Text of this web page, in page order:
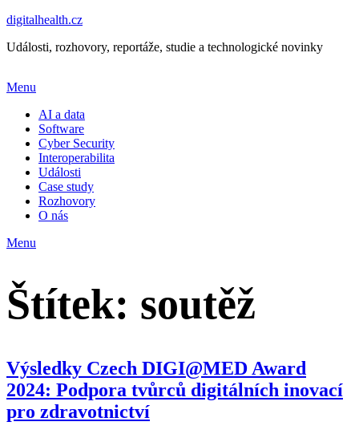
digitalhealth.cz
Události, rozhovory, reportáže, studie a technologické novinky
Menu
AI a data
Software
Cyber Security
Interoperabilita
Události
Case study
Rozhovory
O nás
Menu
Štítek: soutěž
Výsledky Czech DIGI@MED Award
2024: Podpora tvůrců digitálních inovací
pro zdravotnictví